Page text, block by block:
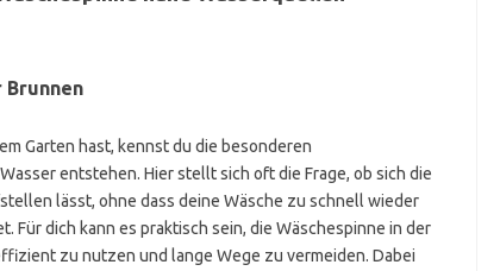
Garten hast, kennst du die besonderen
entstehen. Hier stellt sich oft die Frage, ob sich die
lässt, ohne dass deine Wäsche zu schnell wieder
Für dich kann es praktisch sein, die Wäschespinne in der
zu nutzen und lange Wege zu vermeiden. Dabei